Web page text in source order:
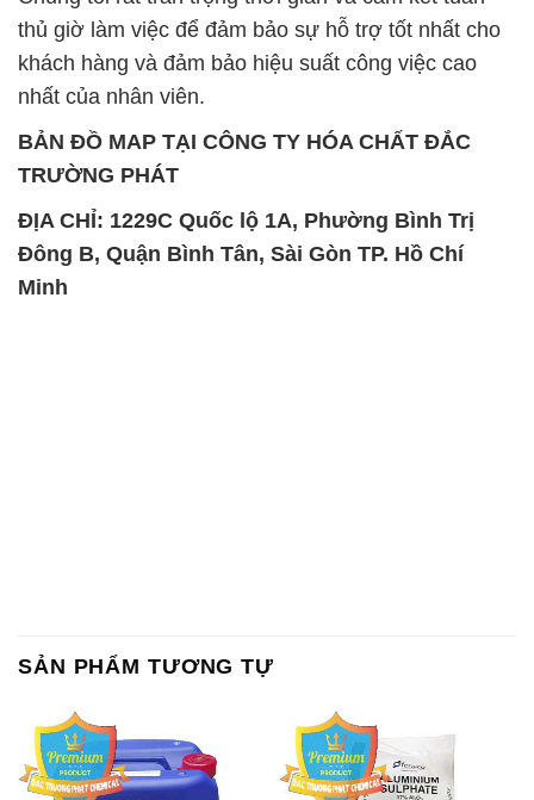
thủ giờ làm việc để đảm bảo sự hỗ trợ tốt nhất cho
khách hàng và đảm bảo hiệu suất công việc cao
nhất của nhân viên.
BẢN ĐỒ MAP TẠI CÔNG TY HÓA CHẤT ĐẮC
TRƯỜNG PHÁT
ĐỊA CHỈ: 1229C Quốc lộ 1A, Phường Bình Trị
Đông B, Quận Bình Tân, Sài Gòn TP. Hồ Chí
Minh
SẢN PHẨM TƯƠNG TỰ